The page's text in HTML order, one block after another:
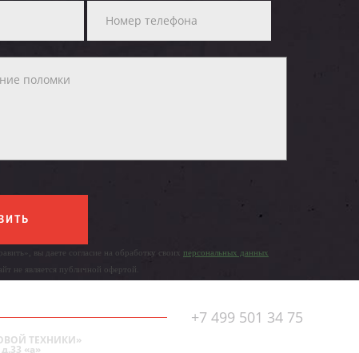
вы даете согласие на обработку своих персональных данных
не является публичной офертой.
+7 499 501 34 75
ТЕХНИКИ»
«а»